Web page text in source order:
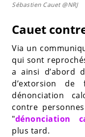
Sébastien Cauet @NRJ
Cauet
Via un
qui sont
a ainsi d’abord
d’extorsion de
dénonciation
contre
"dénonciation
plus tard.